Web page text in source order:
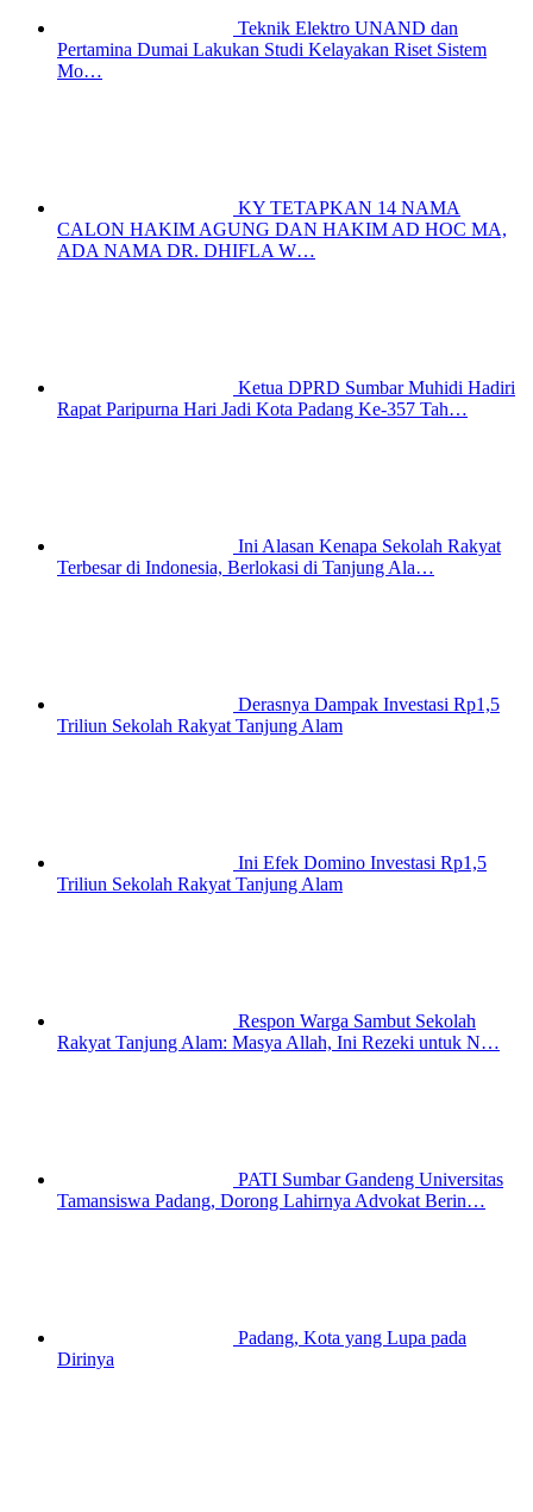
Teknik Elektro UNAND dan
Pertamina Dumai Lakukan Studi Kelayakan Riset Sistem
Mo…
KY TETAPKAN 14 NAMA
CALON HAKIM AGUNG DAN HAKIM AD HOC MA,
ADA NAMA DR. DHIFLA W…
Ketua DPRD Sumbar Muhidi Hadiri
Rapat Paripurna Hari Jadi Kota Padang Ke-357 Tah…
Ini Alasan Kenapa Sekolah Rakyat
Terbesar di Indonesia, Berlokasi di Tanjung Ala…
Derasnya Dampak Investasi Rp1,5
Triliun Sekolah Rakyat Tanjung Alam
Ini Efek Domino Investasi Rp1,5
Triliun Sekolah Rakyat Tanjung Alam
Respon Warga Sambut Sekolah
Rakyat Tanjung Alam: Masya Allah, Ini Rezeki untuk N…
PATI Sumbar Gandeng Universitas
Tamansiswa Padang, Dorong Lahirnya Advokat Berin…
Padang, Kota yang Lupa pada
Dirinya